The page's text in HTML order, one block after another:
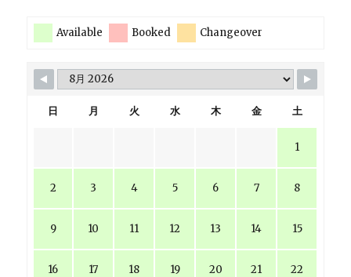
Available Booked Changeover
日 月 火 水 木 金 土
1
2 3 4 5 6 7 8
9 10 11 12 13 14 15
16 17 18 19 20 21 22